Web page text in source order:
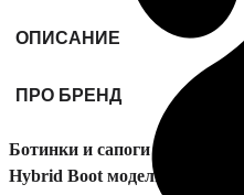
ОПИСАНИЕ
ПРО БРЕНД
Ботинки и сапоги Tommy
Hybrid Boot модель